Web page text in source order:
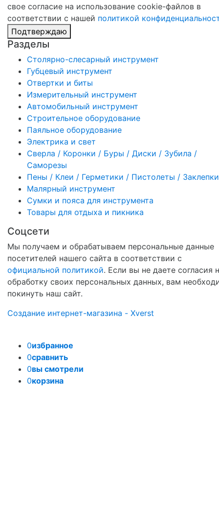
свое согласие на использование cookie-файлов в
соответствии с нашей политикой
Подтверждаю
Разделы
Столярно-слесарный инструмент
Губцевый инструмент
Отвертки и биты
Измерительный инструмент
Автомобильный инструмент
Строительное оборудование
Паяльное оборудование
Электрика и свет
Сверла / Коронки / Буры / Диски / Зубила /
Саморезы
Пены / Клеи / Герметики / Пистолеты / Заклепки
Малярный инструмент
Сумки и пояса для инструмента
Товары для отдыха и пикника
Соцсети
Мы получаем и обрабатываем персональные данные
посетителей нашего сайта в соответствии с
официальной политикой. Если вы не даете согласия
обработку своих персональных данных, вам
покинуть наш сайт.
Создание интернет-магазина - Xverst
0избранное
0сравнить
0вы смотрели
0корзина